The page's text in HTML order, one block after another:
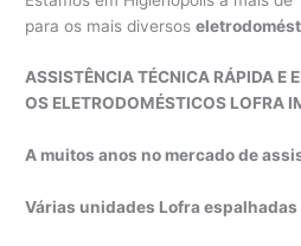
para os mais diversos
ASSISTÊNCIA TÉCNICA RÁPIDA E
OS ELETRODOMÉSTICOS LOFRA
A muitos anos no mercado de
Várias unidades Lofra espalhadas